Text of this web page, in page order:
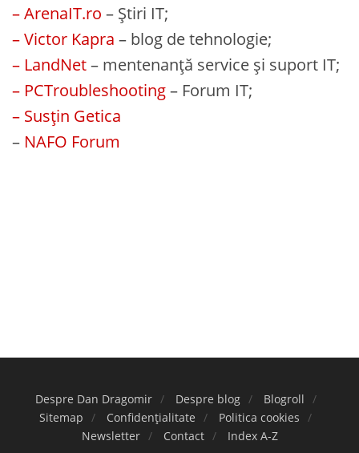
– ArenaIT.ro – Știri IT;
– Victor Kapra – blog de tehnologie;
– LandNet– mentenanță service și suport IT;
– PCTroubleshooting– Forum IT;
– Susțin Getica
– NAFO Forum
Despre Dan Dragomir Despre blog
Blogroll
Sitemap
Confidențialitate
Politica cookies
Newsletter
Contact Index A-Z